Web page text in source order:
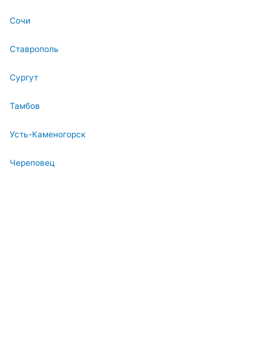
Сочи
Ставрополь
Сургут
Тамбов
Усть-Каменогорск
Череповец